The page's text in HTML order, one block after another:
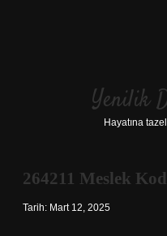
Yenilik
Hayatına
264211 Meslek
Tarih: Mart 12, 2025